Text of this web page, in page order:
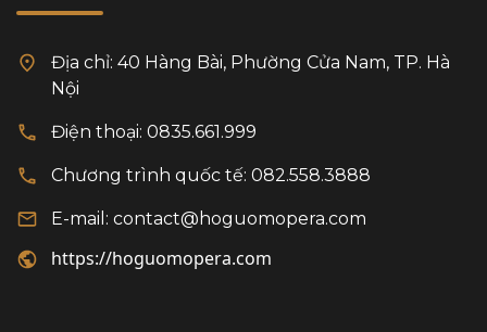
văn hóa giữa hai quốc
khi 2 nước chính thức
tác Chiến lược.
Địa chỉ: 40 Hàng Bài, Phường Cửa Nam, TP. Hà
Nội
Điện thoại: 0835.661.999
Chương trình quốc tế: 082.558.3888
E-mail: contact@hoguomopera.com
https://hoguomopera.com